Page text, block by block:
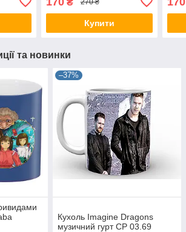
270 ₴
Купити
та новинки
–37%
Кухоль Imagine Dragons
музичний гурт CP 03.69